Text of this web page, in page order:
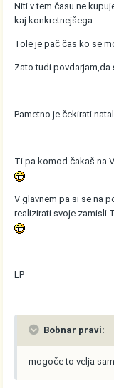
Niti v tem času ne
kaj konkretnejšega...
Tole je pač čas ko se
Zato tudi povdarjam,da
Pametno je čekirati
Ti pa komod čakaš na
V glavnem pa si se na
realizirati svoje
LP
Bobnar pravi:
mogoče to velja